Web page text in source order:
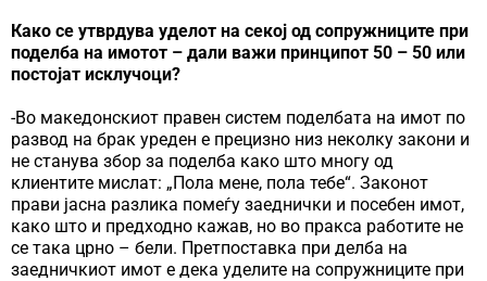
Како се утврдува уделот на секој од сопружниците при
поделба на имотот – дали важи принципот 50 – 50 или
постојат исклучоци?
-Во македонскиот правен систем поделбата на имот по
развод на брак уреден е прецизно низ неколку закони и
не станува збор за поделба како што многу од
клиентите мислат: „Пола мене, пола тебе“. Законот
прави јасна разлика помеѓу заеднички и посебен имот,
како што и предходно кажав, но во пракса работите не
се така црно – бели. Претпоставка при делба на
заедничкиот имот е дека уделите на сопружниците при